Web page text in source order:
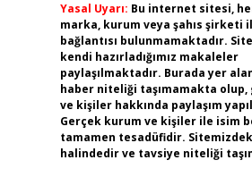
Yasal Uyarı: Bu internet sitesi,
marka, kurum veya şahıs şirketi
bağlantısı bulunmamaktadır.
kendi hazırladığımız makaleler
paylaşılmaktadır. Burada yer
haber niteliği taşımamakta
ve kişiler hakkında paylaşım
Gerçek kurum ve kişiler ile isim
tamamen tesadüfidir.
halindedir ve tavsiye niteliği